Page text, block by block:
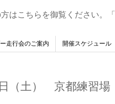
はこちらを御覧ください。「
走行会のご案内 開催スケジュール
（土） 京都練習場